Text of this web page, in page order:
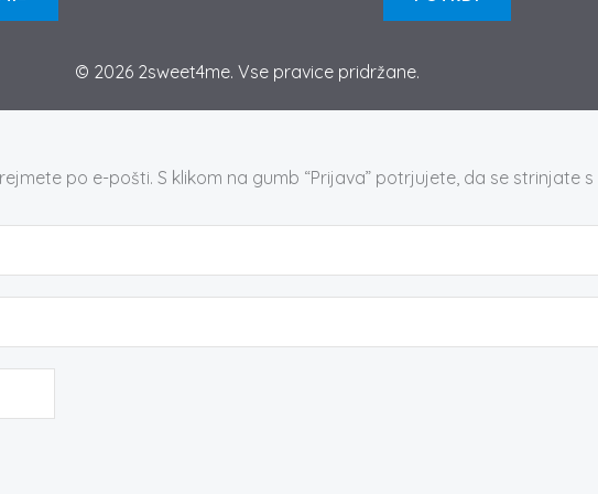
© 2026 2sweet4me. Vse pravice pridržane.
po e-pošti. S klikom na gumb “Prijava” potrjujete, da se strinjate s